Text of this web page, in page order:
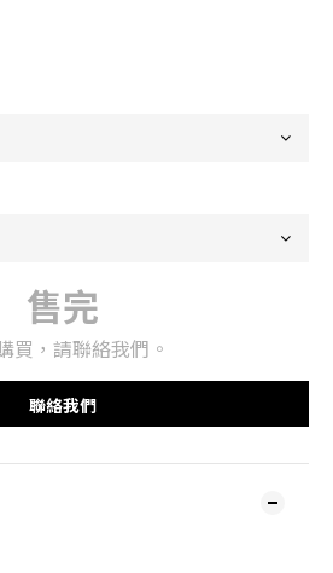
售完
買，請聯絡我們。
聯絡我們